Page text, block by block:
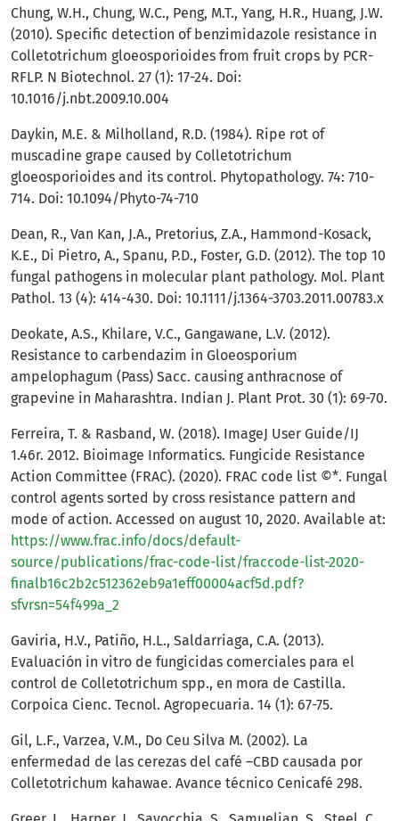
Chung, W.H., Chung, W.C., Peng, M.T., Yang, H.R., Huang, J.W.
(2010). Specific detection of benzimidazole resistance in
Colletotrichum gloeosporioides from fruit crops by PCR-
RFLP. N Biotechnol. 27 (1): 17-24. Doi:
10.1016/j.nbt.2009.10.004
Daykin, M.E. & Milholland, R.D. (1984). Ripe rot of
muscadine grape caused by Colletotrichum
gloeosporioides and its control. Phytopathology. 74: 710-
714. Doi: 10.1094/Phyto-74-710
Dean, R., Van Kan, J.A., Pretorius, Z.A., Hammond-Kosack,
K.E., Di Pietro, A., Spanu, P.D., Foster, G.D. (2012). The top 10
fungal pathogens in molecular plant pathology. Mol. Plant
Pathol. 13 (4): 414-430. Doi: 10.1111/j.1364-3703.2011.00783.x
Deokate, A.S., Khilare, V.C., Gangawane, L.V. (2012).
Resistance to carbendazim in Gloeosporium
ampelophagum (Pass) Sacc. causing anthracnose of
grapevine in Maharashtra. Indian J. Plant Prot. 30 (1): 69-70.
Ferreira, T. & Rasband, W. (2018). ImageJ User Guide/IJ
1.46r. 2012. Bioimage Informatics. Fungicide Resistance
Action Committee (FRAC). (2020). FRAC code list ©*. Fungal
control agents sorted by cross resistance pattern and
mode of action. Accessed on august 10, 2020. Available at:
https://www.frac.info/docs/default-
source/publications/frac-code-list/fraccode-list-2020-
finalb16c2b2c512362eb9a1eff00004acf5d.pdf?
sfvrsn=54f499a_2
Gaviria, H.V., Patiño, H.L., Saldarriaga, C.A. (2013).
Evaluación in vitro de fungicidas comerciales para el
control de Colletotrichum spp., en mora de Castilla.
Corpoica Cienc. Tecnol. Agropecuaria. 14 (1): 67-75.
Gil, L.F., Varzea, V.M., Do Ceu Silva M. (2002). La
enfermedad de las cerezas del café –CBD causada por
Colletotrichum kahawae. Avance técnico Cenicafé 298.